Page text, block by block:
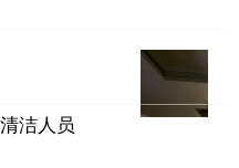
洁人员